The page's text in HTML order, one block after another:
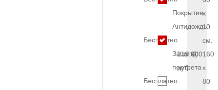
Покрытие
Антидождь
Бесплатно
Защита
портрета
Бесплатно
x
10
см.
219.000
руб.
160
x
80